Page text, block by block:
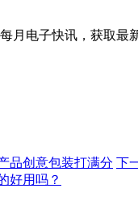
月电子快讯，获取最
品创意包装打满分 下
好用吗？